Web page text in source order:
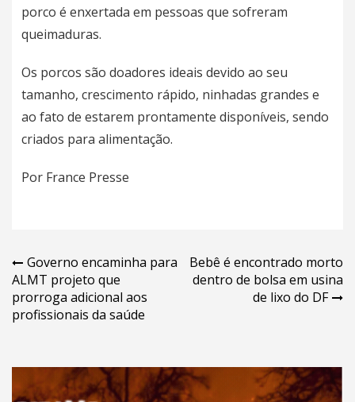
porco é enxertada em pessoas que sofreram
queimaduras.
Os porcos são doadores ideais devido ao seu
tamanho, crescimento rápido, ninhadas grandes e
ao fato de estarem prontamente disponíveis, sendo
criados para alimentação.
Por France Presse
Navegação
de
Post
Governo encaminha para
ALMT projeto que
prorroga adicional aos
profissionais da saúde
Bebê é encontrado morto
dentro de bolsa em usina
de lixo do DF